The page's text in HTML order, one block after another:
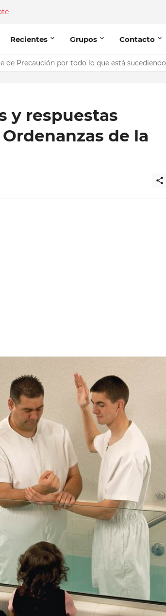
Recientes Grupos Contacto
de Precaución por todo lo que está sucediendo
y respuestas
de la